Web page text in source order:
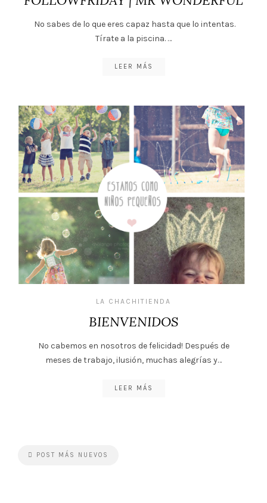
No sabes de lo que eres capaz hasta que lo intentas.
Tírate a la piscina. …
LEER MÁS
LA CHACHITIENDA
BIENVENIDOS
No cabemos en nosotros de felicidad! Después de
meses de trabajo, ilusión, muchas alegrías y…
LEER MÁS
POST MÁS NUEVOS